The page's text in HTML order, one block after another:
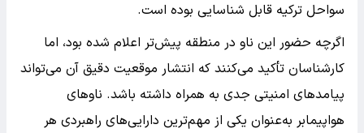
سواحل ترکیه قابل شناسایی بوده است.
اگرچه حضور این ناو در منطقه پیش‌تر اعلام شده بود، اما
کارشناسان تأکید می‌کنند که انتشار موقعیت دقیق آن می‌تواند
پیامدهای امنیتی جدی به همراه داشته باشد. ناوهای
هواپیمابر به‌عنوان یکی از مهم‌ترین دارایی‌های راهبردی هر